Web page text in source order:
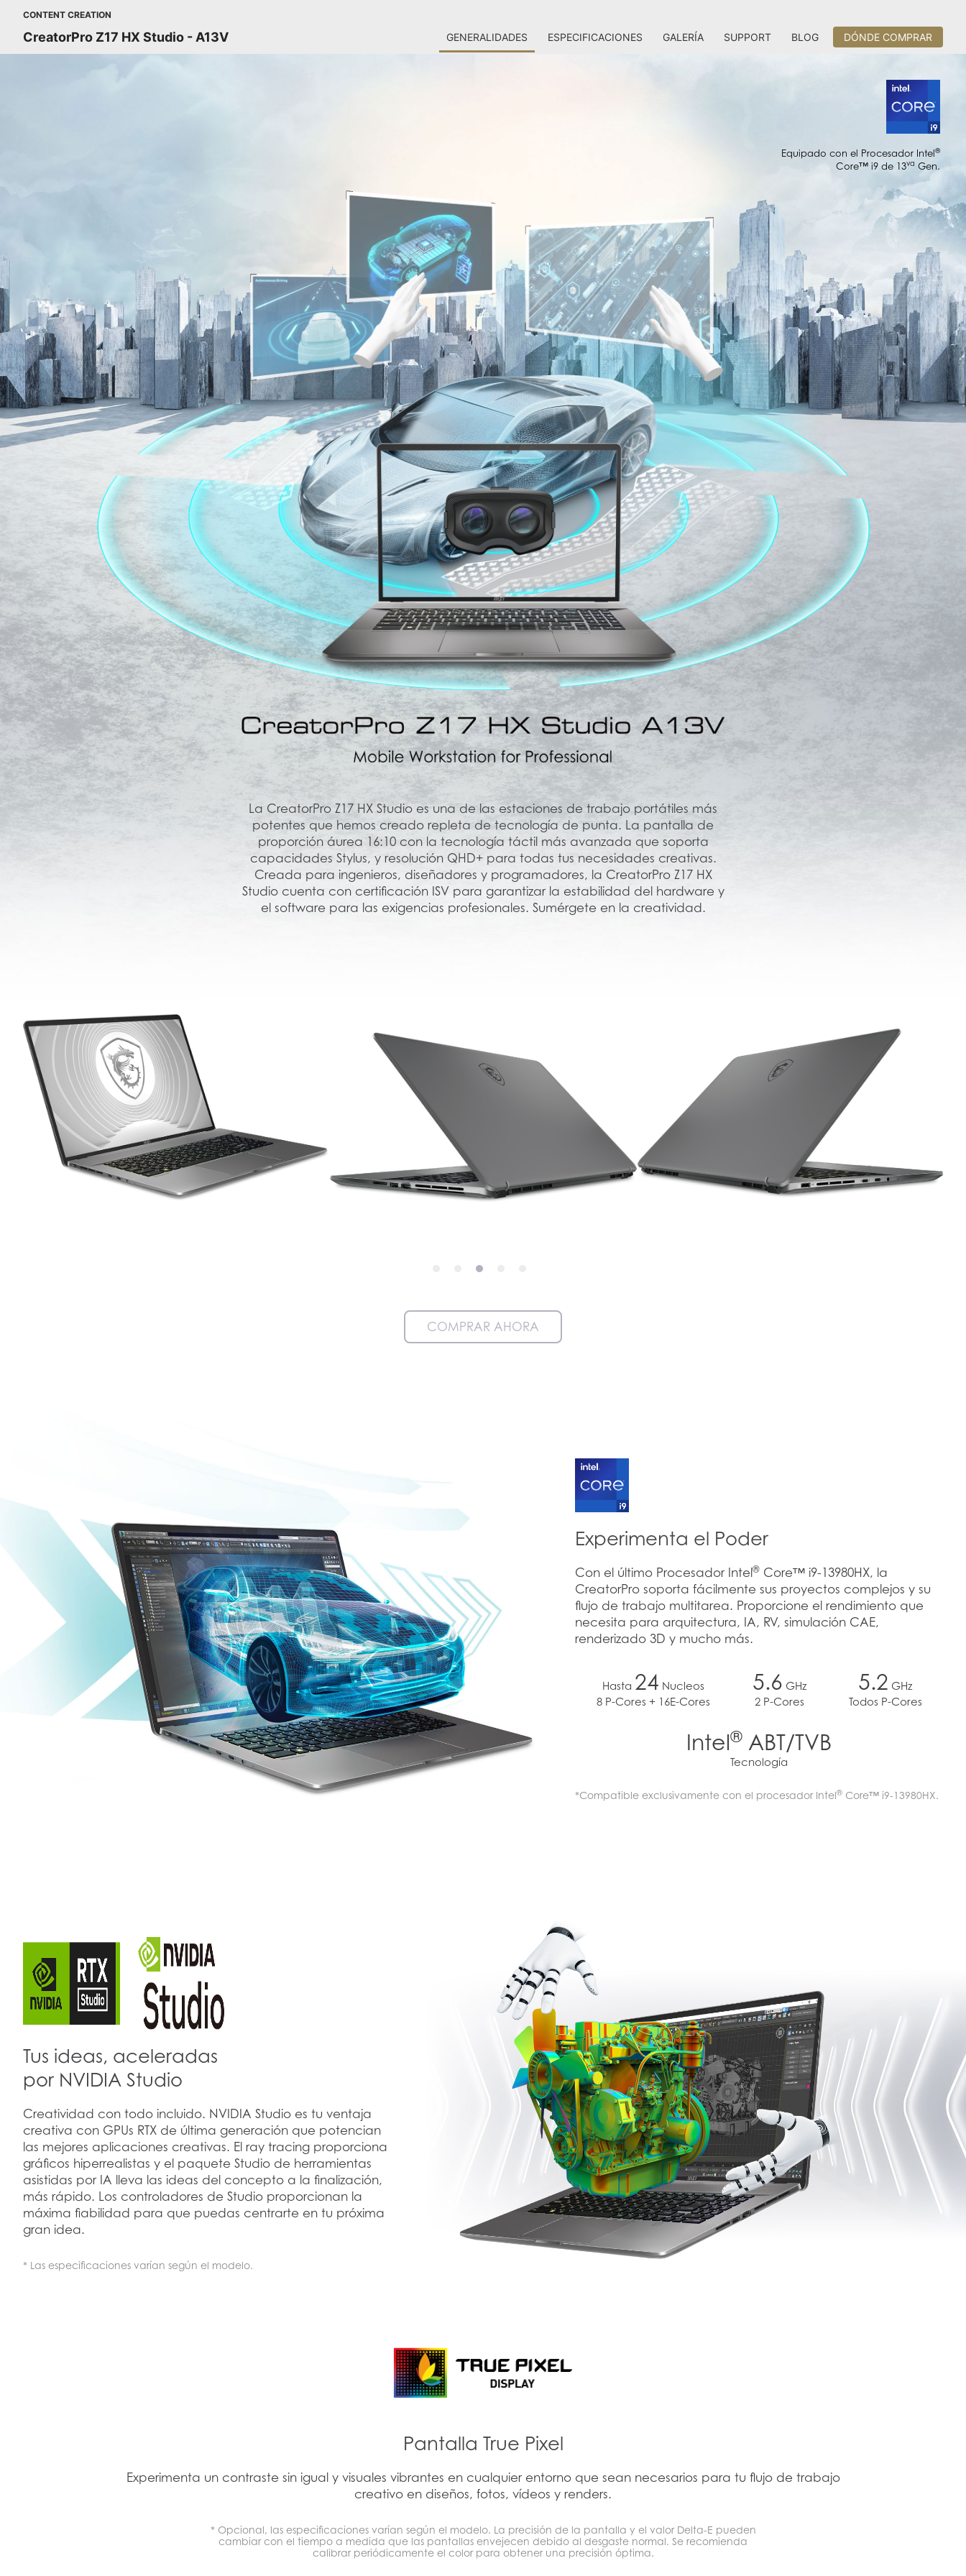
CONTENT CREATION
CreatorPro Z17 HX Studio - A13V GENERALIDADES ESPECIFICACIONES GALERÍA SUPPORT BLOG DÓNDE COMPRAR
Equipado con el Procesador Intel®
Core™ i9 de 13va Gen.
La CreatorPro Z17 HX Studio es una de las estaciones de trabajo portátiles más
potentes que hemos creado repleta de tecnología de punta. La pantalla de
proporción áurea 16:10 con la tecnología táctil más avanzada que soporta
capacidades Stylus, y resolución QHD+ para todas tus necesidades creativas.
Creada para ingenieros, diseñadores y programadores, la CreatorPro Z17 HX
Studio cuenta con certificación ISV para garantizar la estabilidad del hardware y
el software para las exigencias profesionales. Sumérgete en la creatividad.
COMPRAR AHORA
Experimenta el Poder
Con el último Procesador Intel ® Core™ i9-13980HX, la
CreatorPro soporta fácilmente sus proyectos complejos y su
flujo de trabajo multitarea. Proporcione el rendimiento que
necesita para arquitectura, IA, RV, simulación CAE,
renderizado 3D y mucho más.
Hasta 24 Nucleos
8 P-Cores + 16E-Cores
5.6 GHz
2 P-Cores
5.2 GHz
Todos P-Cores
Intel® ABT/TVB
Tecnología
*Compatible exclusivamente con el procesador Intel® Core™ i9-13980HX.
Tus ideas, aceleradas
por NVIDIA Studio
Creatividad con todo incluido. NVIDIA Studio es tu ventaja
creativa con GPUs RTX de última generación que potencian
las mejores aplicaciones creativas. El ray tracing proporciona
gráficos hiperrealistas y el paquete Studio de herramientas
asistidas por IA lleva las ideas del concepto a la finalización,
más rápido. Los controladores de Studio proporcionan la
máxima fiabilidad para que puedas centrarte en tu próxima
gran idea.
* Las especificaciones varían según el modelo.
Pantalla True Pixel
Experimenta un contraste sin igual y visuales vibrantes en cualquier entorno que sean necesarios para tu flujo de trabajo
creativo en diseños, fotos, vídeos y renders.
* Opcional, las especificaciones varían según el modelo. La precisión de la pantalla y el valor Delta-E pueden
cambiar con el tiempo a medida que las pantallas envejecen debido al desgaste normal. Se recomienda
calibrar periódicamente el color para obtener una precisión óptima.